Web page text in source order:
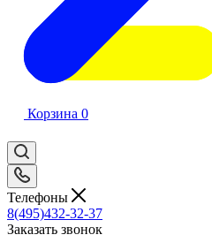
Корзина 0
Телефоны
8(495)432-32-37
Заказать звонок